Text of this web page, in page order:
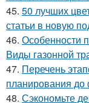
45. 50 лучших
статьи в новую
46. Особенности
Виды газонной
47. Перечень
планирования до
48. Сэкономьте